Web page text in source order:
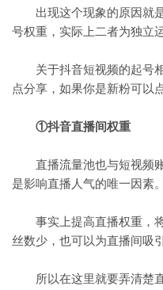
出现这个现象的原因就是
号权重，实际上二者为独立
关于抖音短视频的起号相
点分享，如果你是新粉可以
①抖音直播间权重
直播流量池也与短视频账
是影响直播人气的唯一因素。
事实上提高直播权重，将
丝数少，也可以为直播间吸
所以在这里就要弄清楚直